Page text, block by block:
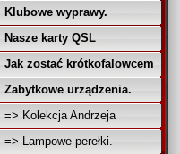
Klubowe wyprawy.
Nasze karty QSL
Jak zostać krótkofalowcem
Zabytkowe urządzenia.
=> Kolekcja Andrzeja
=> Lampowe perełki.